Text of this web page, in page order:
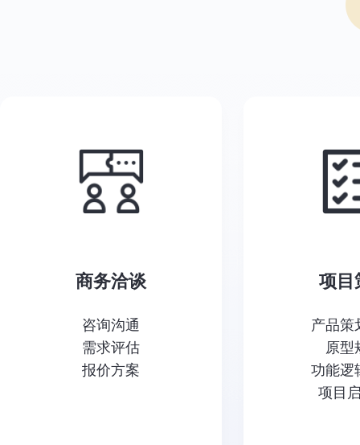
商务洽谈
咨询沟通
需求评估
报价方案
项目
产品策
原型
功能逻
项目